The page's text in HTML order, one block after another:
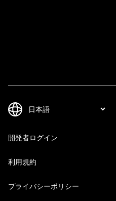
開発者ログイン
利用規約
プライバシーポリシー